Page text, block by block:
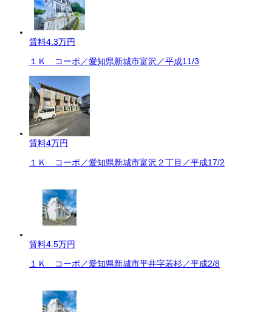
賃料4.3万円
１Ｋ コーポ／愛知県新城市富沢／平成11/3
賃料4万円
１Ｋ コーポ／愛知県新城市富沢２丁目／平成17/2
賃料4.5万円
１Ｋ コーポ／愛知県新城市平井字若杉／平成2/8